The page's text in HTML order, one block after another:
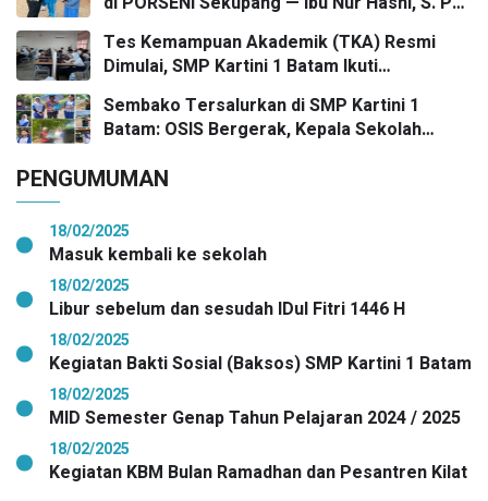
dan Mr. Irwan Herika, M. Pd apresiasi
prestasi emas yang menggema
Tes Kemampuan Akademik (TKA) Resmi
Dimulai, SMP Kartini 1 Batam Ikuti
Sembako Tersalurkan di SMP Kartini 1
Batam: OSIS Bergerak, Kepala Sekolah
PENGUMUMAN
18/02/2025
Masuk kembali ke sekolah
18/02/2025
Libur sebelum dan sesudah IDul Fitri 1446 H
18/02/2025
Kegiatan Bakti Sosial (Baksos) SMP Kartini 1 Batam
18/02/2025
MID Semester Genap Tahun Pelajaran 2024 / 2025
18/02/2025
Kegiatan KBM Bulan Ramadhan dan Pesantren Kilat